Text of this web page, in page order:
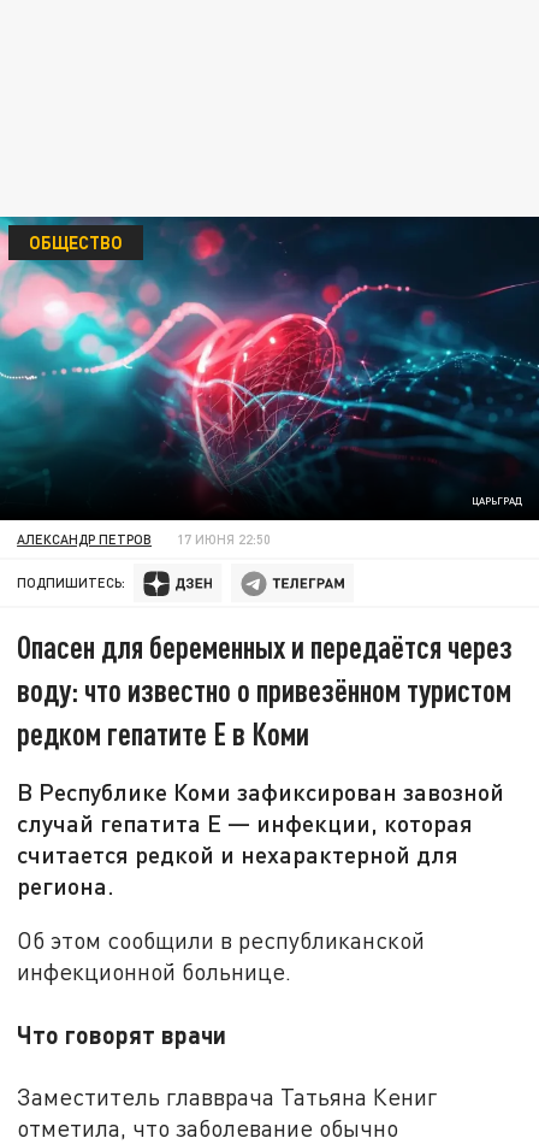
ЦАРЬГРАД
ОБЩЕСТВО
АЛЕКСАНДР ПЕТРОВ 17 ИЮНЯ 22:50
ПОДПИШИТЕСЬ:
Опасен для беременных и передаётся через
воду: что известно о привезённом туристом
редком гепатите Е в Коми
В Республике Коми зафиксирован завозной
случай гепатита Е — инфекции, которая
считается редкой и нехарактерной для
региона.
Об этом сообщили в республиканской
инфекционной больнице.
Что говорят врачи
Заместитель главврача Татьяна Кениг
отметила, что заболевание обычно